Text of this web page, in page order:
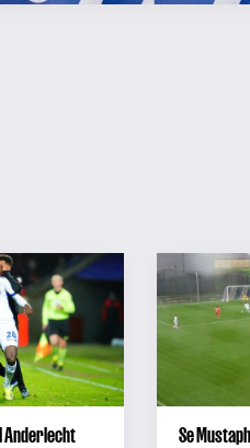
Anderlecht
Se